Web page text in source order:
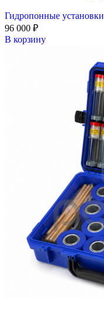
Гидропонные установки
96 000 ₽
В корзину